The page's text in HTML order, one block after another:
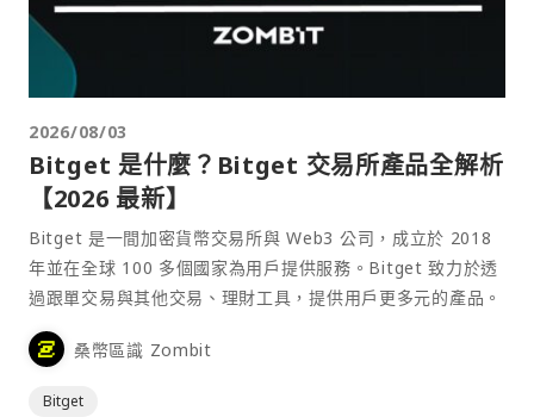
2026/08/03
Bitget 是什麼？Bitget 交易所產品全解析
【2026 最新】
Bitget 是一間加密貨幣交易所與 Web3 公司，成立於 2018
年並在全球 100 多個國家為用戶提供服務。Bitget 致力於透
過跟單交易與其他交易、理財工具，提供用戶更多元的產品。
桑幣區識 Zombit
Bitget